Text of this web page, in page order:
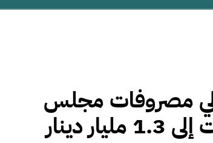
مصروفات مجلس